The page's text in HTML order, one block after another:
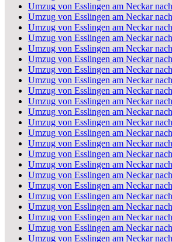
Umzug von Esslingen am Neckar
Umzug von Esslingen am Neckar
Umzug von Esslingen am Neckar
Umzug von Esslingen am Neckar
Umzug von Esslingen am Neckar
Umzug von Esslingen am Neckar
Umzug von Esslingen am Neckar
Umzug von Esslingen am Neckar
Umzug von Esslingen am Neckar
Umzug von Esslingen am Neckar
Umzug von Esslingen am Neckar
Umzug von Esslingen am Neckar
Umzug von Esslingen am Neckar
Umzug von Esslingen am Neckar
Umzug von Esslingen am Neckar
Umzug von Esslingen am Neckar
Umzug von Esslingen am Neckar
Umzug von Esslingen am Neckar
Umzug von Esslingen am Neckar
Umzug von Esslingen am Neckar
Umzug von Esslingen am Neckar
Umzug von Esslingen am Neckar
Umzug von Esslingen am Neckar